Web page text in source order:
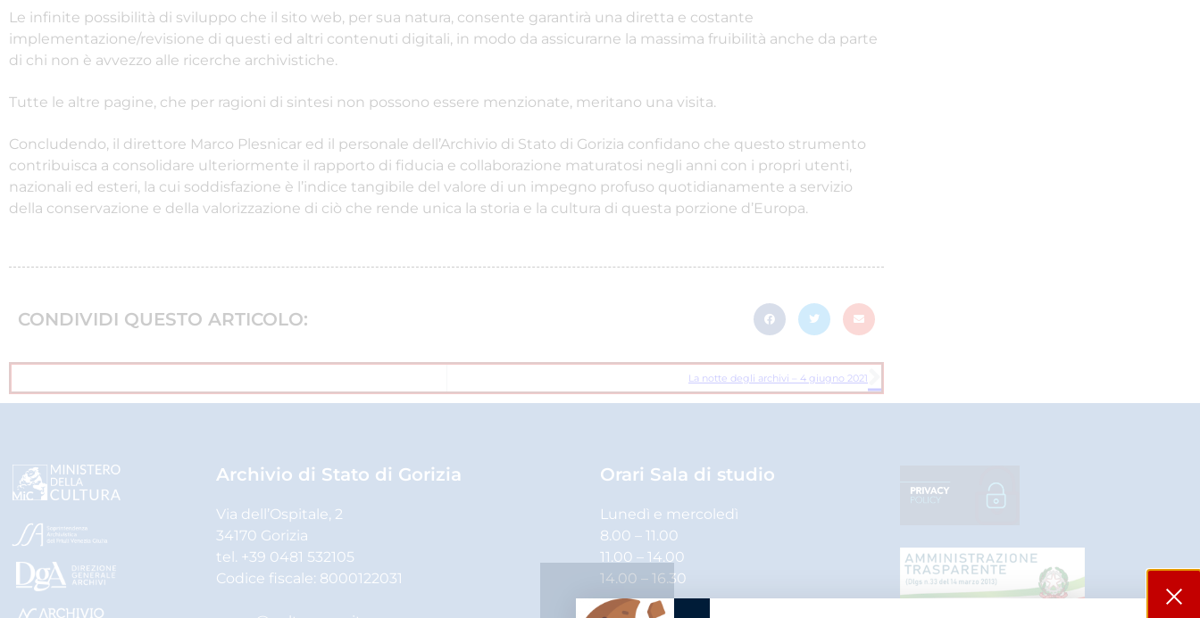
Le infinite possibilità di sviluppo che il sito web, per sua natura, consente garantirà una diretta e costante
implementazione/revisione di questi ed altri contenuti digitali, in modo da assicurarne la massima fruibilità anche da parte
di chi non è avvezzo alle ricerche archivistiche.
Tutte le altre pagine, che per ragioni di sintesi non possono essere menzionate, meritano una visita.
Concludendo, il direttore Marco Plesnicar ed il personale dell’Archivio di Stato di Gorizia confidano che questo strumento
contribuisca a consolidare ulteriormente il rapporto di fiducia e collaborazione maturatosi negli anni con i propri utenti,
nazionali ed esteri, la cui soddisfazione è l’indice tangibile del valore di un impegno profuso quotidianamente a servizio
della conservazione e della valorizzazione di ciò che rende unica la storia e la cultura di questa porzione d’Europa.
CONDIVIDI QUESTO ARTICOLO:
La notte degli archivi – 4 giugno 2021
Archivio di Stato di Gorizia
Via dell’Ospitale, 2
34170 Gorizia
tel. +39 0481 532105
Codice fiscale: 8000122031
Orari Sala di studio
Lunedì e mercoledì
8.00 – 11.00
11.00 – 14.00
14.00 – 16.30